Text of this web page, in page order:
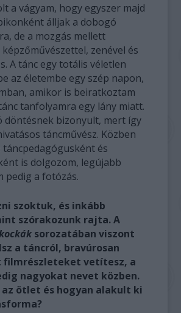
a vágyam, hogy egyszer majd
álljak a dobogó
de a mozgás mellett
zenével és
A tánc egy totális véletlen
az életembe egy szép napon,
amikor is beiratkoztam
tanfolyamra egy lány miatt.
döntésnek bizonyult, mert így
táncművész. Közben
táncpedagógusként és
is dolgozom, legújabb
pedig a fotózás.
szoktuk, és inkább
szórakozunk rajta. A
sorozatában viszont
a táncról, bravúrosan
filmrészleteket vetítesz, a
nagyokat nevet közben.
ötlet és hogyan alakult ki